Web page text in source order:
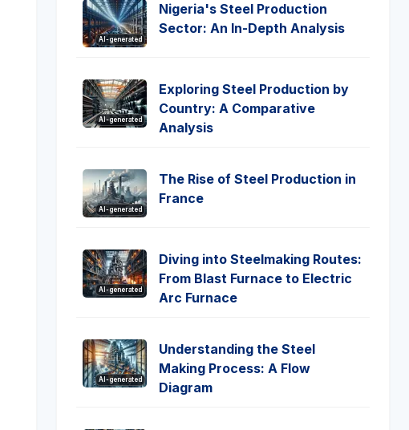
AI-generated
Nigeria's Steel Production
Sector: An In-Depth Analysis
AI-generated
Exploring Steel Production by
Country: A Comparative
Analysis
AI-generated
The Rise of Steel Production in
France
AI-generated
Diving into Steelmaking Routes:
From Blast Furnace to Electric
Arc Furnace
AI-generated
Understanding the Steel
Making Process: A Flow
Diagram